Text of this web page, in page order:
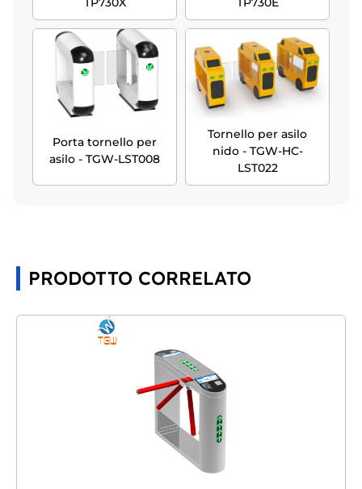
Porta tornello per
asilo - TGW-LST008
Tornello per asilo
nido - TGW-HC-
LST022
PRODOTTO CORRELATO